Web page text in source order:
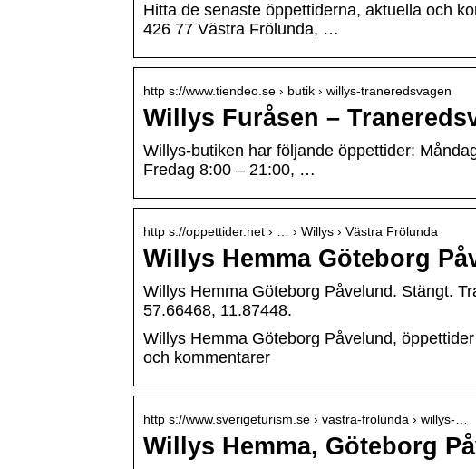
Hitta de senaste öppettiderna, aktuella och
426 77 Västra Frölunda, …
http s://www.tiendeo.se › butik › willys-traneredsvagen
Willys Furåsen –
Willys-butiken har följande öppettider:
Fredag 8:00 – 21:00, …
http s://oppettider.net › … › Willys › Västra Frölunda
Willys Hemma Göteborg
Willys Hemma Göteborg Påvelund. Stängt.
57.66468, 11.87448.
Willys Hemma Göteborg Påvelund,
och kommentarer
http s://www.sverigeturism.se › vastra-frolunda › willys-…
Willys Hemma, Göteborg